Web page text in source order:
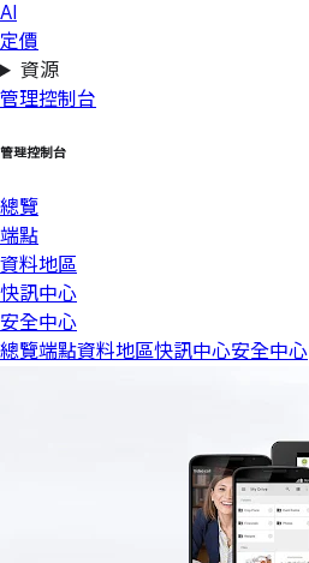
AI
定價
資源
管理控制台
管理控制台
總覽
端點
資料地區
快訊中心
安全中心
總覽端點資料地區快訊中心安全中心